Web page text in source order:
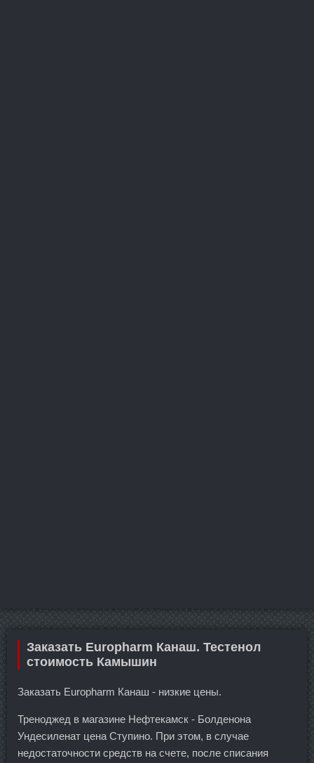
Заказать Europharm Канаш. Тестенол
стоимость Камышин
Заказать Europharm Канаш - низкие цены.
Треноджед в магазине Нефтекамск - Болденона
Ундесиленат цена Ступино. При этом, в случае
недостаточности средств на счете, после списания